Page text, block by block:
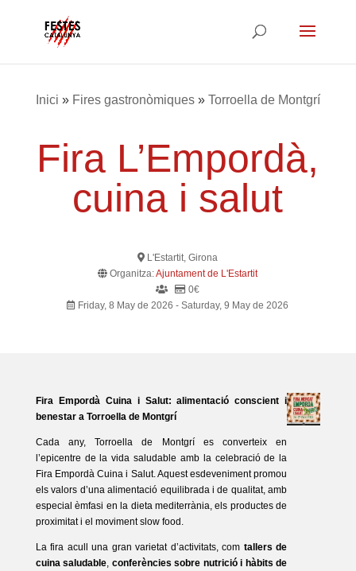
Inici » Fires gastronòmiques» Torroella de Montgrí
Fira L’Empordà,
cuina i salut
L'Estartit, Girona
Organitza:Ajuntament de L'Estartit
0€
Friday, 8 May de 2026 - Saturday, 9 May de 2026
Fira Empordà Cuina i Salut: alimentació conscient i
benestar a Torroella de Montgrí
Cada any, Torroella de Montgrí es converteix en
l’epicentre de la vida saludable amb la celebració de la
Fira Empordà Cuina i Salut. Aquest esdeveniment promou
els valors d’una alimentació equilibrada i de qualitat, amb
especial èmfasi en la dieta mediterrània, els productes de
proximitat i el moviment slow food.
La fira acull una gran varietat d’activitats, com tallers de
cuina saludable, conferències sobre nutrició i hàbits de